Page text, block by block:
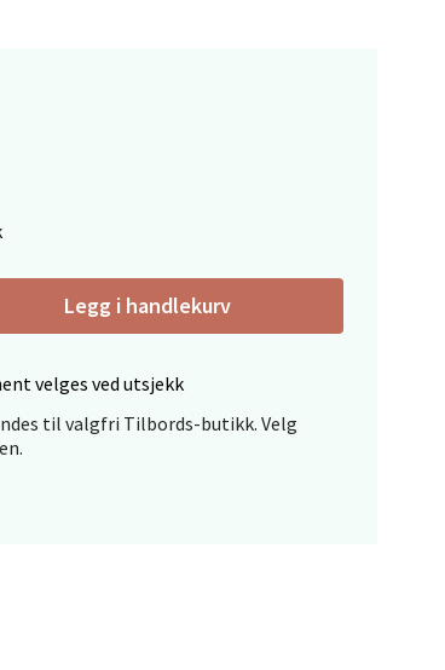
Legg i handlekurv
velges ved utsjekk
til valgfri Tilbords-butikk. Velg